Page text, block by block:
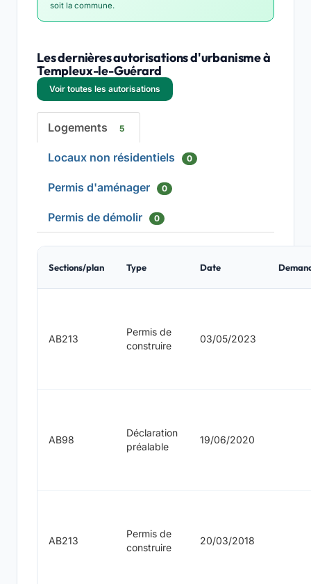
soit la commune.
Les dernières autorisations d'urbanisme à
Templeux-le-Guérard
Voir toutes les autorisations
Logements 5
Locaux non résidentiels 0
Permis d'aménager 0
Permis de démolir 0
Sections/plan Type Date
AB213
Permis de
construire
03/05/2023
AB98
Déclaration
préalable
19/06/2020
AB213
Permis de
construire
20/03/2018